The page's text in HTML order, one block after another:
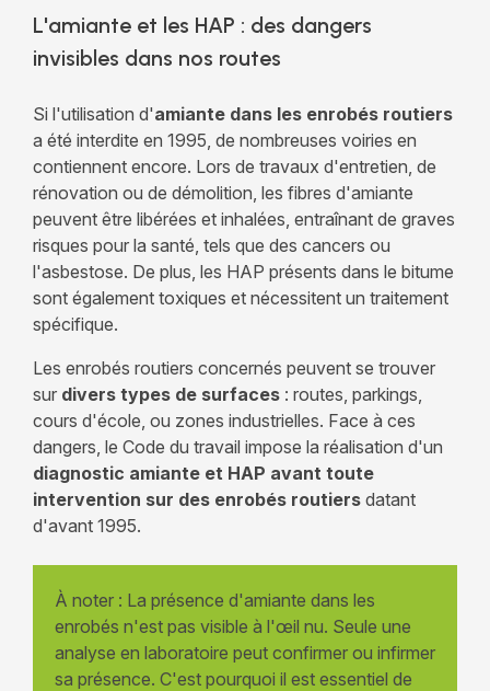
L'amiante et les HAP : des dangers
invisibles dans nos routes
Si l'utilisation d'amiante dans les enrobés routiers
a été interdite en 1995, de nombreuses voiries en
contiennent encore. Lors de travaux d'entretien, de
rénovation ou de démolition, les fibres d'amiante
peuvent être libérées et inhalées, entraînant de graves
risques pour la santé, tels que des cancers ou
l'asbestose. De plus, les HAP présents dans le bitume
sont également toxiques et nécessitent un traitement
spécifique.
Les enrobés routiers concernés peuvent se trouver
surdivers types de surfaces : routes, parkings,
cours d'école, ou zones industrielles. Face à ces
dangers, le Code du travail impose la réalisation d'un
diagnostic amiante et HAP avant toute
intervention sur des enrobés routiersdatant
d'avant 1995.
À noter : La présence d'amiante dans les
enrobés n'est pas visible à l'œil nu. Seule une
analyse en laboratoire peut confirmer ou infirmer
sa présence. C'est pourquoi il est essentiel de